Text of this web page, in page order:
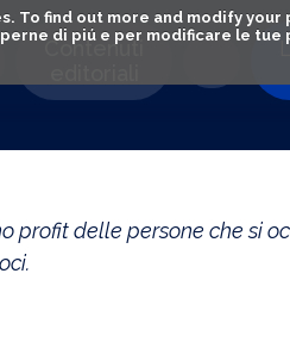
To find out more and modify
di piú e per modificare le
Contenuti
profit delle persone che si